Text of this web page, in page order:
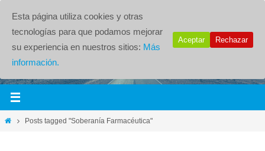
Posts tagged "Soberanía Farmacéutica"
Esta página utiliza cookies y otras
tecnologías para que podamos mejorar
su experiencia en nuestros sitios: Más
información.
Aceptar Rechazar